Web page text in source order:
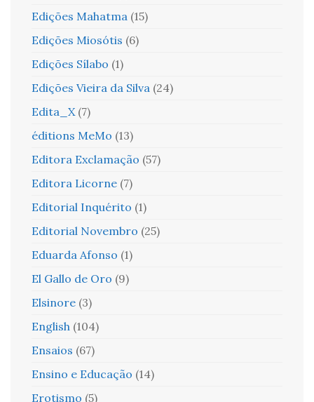
Edições Mahatma (15)
Edições Miosótis (6)
Edições Sílabo (1)
Edições Vieira da Silva (24)
Edita_X (7)
éditions MeMo (13)
Editora Exclamação (57)
Editora Licorne (7)
Editorial Inquérito (1)
Editorial Novembro (25)
Eduarda Afonso (1)
El Gallo de Oro (9)
Elsinore (3)
English (104)
Ensaios (67)
Ensino e Educação (14)
Erotismo (5)